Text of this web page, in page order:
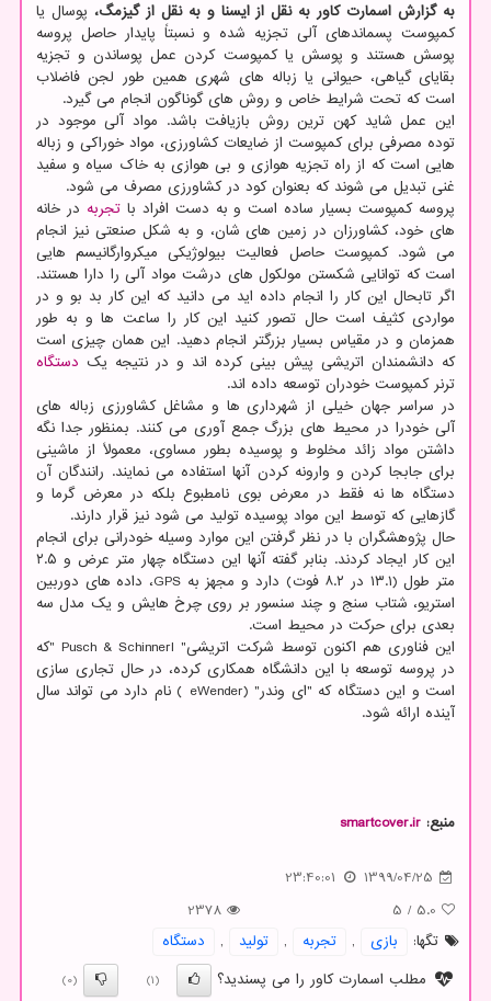
به گزارش اسمارت کاور به نقل از ایسنا و به نقل از گیزمگ، پوسال یا
کمپوست پسماندهای آلی تجزیه شده و نسبتاً پایدار حاصل پروسه
پوسش هستند و پوسش یا کمپوست کردن عمل پوساندن و تجزیه
بقایای گیاهی، حیوانی یا زباله های شهری همین طور لجن فاضلاب
است که تحت شرایط خاص و روش های گوناگون انجام می گیرد.
این عمل شاید کهن ترین روش بازیافت باشد. مواد آلی موجود در
توده مصرفی برای کمپوست از ضایعات کشاورزی، مواد خوراکی و زباله
هایی است که از راه تجزیه هوازی و بی هوازی به خاک سیاه و سفید
غنی تبدیل می شوند که بعنوان کود در کشاورزی مصرف می شود.
پروسه کمپوست بسیار ساده است و به دست افراد باتجربه در خانه
های خود، کشاورزان در زمین های شان، و به شکل صنعتی نیز انجام
می شود. کمپوست حاصل فعالیت بیولوژیکی میکروارگانیسم هایی
است که توانایی شکستن مولکول های درشت مواد آلی را دارا هستند.
اگر تابحال این کار را انجام داده اید می دانید که این کار بد بو و در
مواردی کثیف است حال تصور کنید این کار را ساعت ها و به طور
همزمان و در مقیاس بسیار بزرگتر انجام دهید. این همان چیزی است
که دانشمندان اتریشی پیش بینی کرده اند و در نتیجه یک دستگاه
ترنر کمپوست خودران توسعه داده اند.
در سراسر جهان خیلی از شهرداری ها و مشاغل کشاورزی زباله های
آلی خودرا در محیط های بزرگ جمع آوری می کنند. بمنظور جدا نگه
داشتن مواد زائد مخلوط و پوسیده بطور مساوی، معمولاً از ماشینی
برای جابجا کردن و وارونه کردن آنها استفاده می نمایند. رانندگان آن
دستگاه ها نه فقط در معرض بوی نامطبوع بلکه در معرض گرما و
گازهایی که توسط این مواد پوسیده تولید می شود نیز قرار دارند.
حال پژوهشگران با در نظر گرفتن این موارد وسیله خودرانی برای انجام
این کار ایجاد کردند. بنابر گفته آنها این دستگاه چهار متر عرض و ۲.۵
متر طول (۱۳.۱ در ۸.۲ فوت) دارد و مجهز به GPS، داده های دوربین
استریو، شتاب سنج و چند سنسور بر روی چرخ هایش و یک مدل سه
بعدی برای حرکت در محیط است.
این فناوری هم اکنون توسط شرکت اتریشی" Pusch & Schinnerl "که
در پروسه توسعه با این دانشگاه همکاری کرده، در حال تجاری سازی
است و این دستگاه که "ای وندر" (eWender ) نام دارد می تواند سال
آینده ارائه شود.
منبع: smartcover.ir
1399/04/25
23:40:01
5.0
/
5
2378
تگها:
بازی , تجربه , تولید ,
دستگاه
مطلب اسمارت کاور را می پسندید؟
(1)
(0)